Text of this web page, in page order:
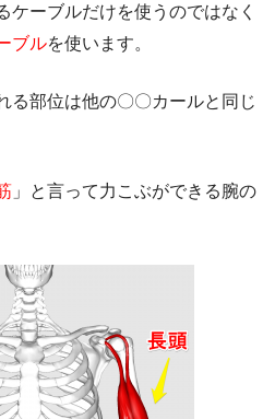
ケーブルだけを使うのではなく
ブルを使います。
る部位は他の〇〇カールと同じ
」と言って力こぶができる腕の